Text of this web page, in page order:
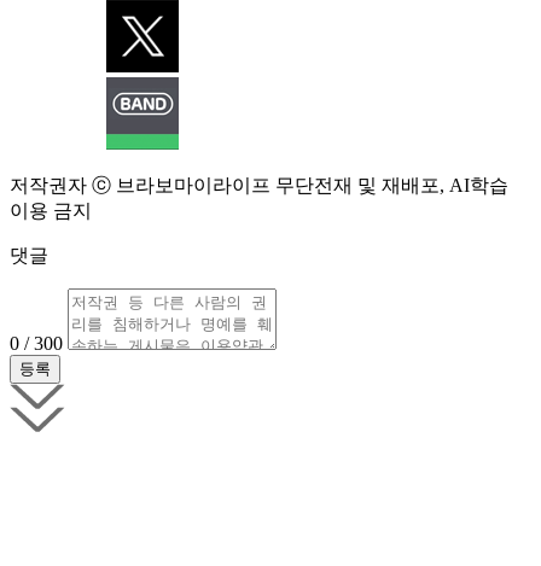
저작권자 ⓒ 브라보마이라이프 무단전재 및 재배포, AI학습
이용 금지
댓글
0 / 300